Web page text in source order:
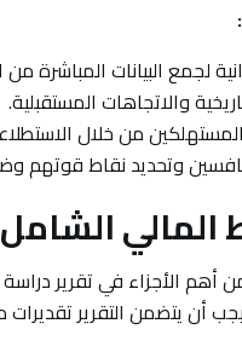
لجمع البيانات المباشرة
والاتجاهات المستقبلية.
من خلال
وتحديد نقاط قوتهم
أهم الأجزاء في تقرير
أن يتضمن التقرير